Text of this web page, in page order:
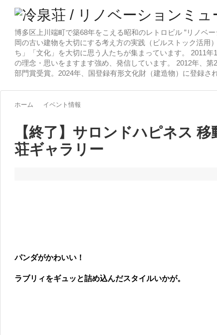
博多区上川端町で築68年をこえる昭和のレトロビル ”リノベ
岡の古い建物を大切にする考え方の実践（ビルストック活用
ち」「文化」を大切に思う人たちが集まっています。 2011
の理念・思いをますます強め、発信しています。 2012年、
部門賞受賞。2024年、国登録有形文化財（建造物）に登録さ
ホーム イベント情報
【終了】サロンドハピネス
荘ギャラリー
パンダがかわいい！
ラブリィをギュッと詰め込んだスタイルいかが。